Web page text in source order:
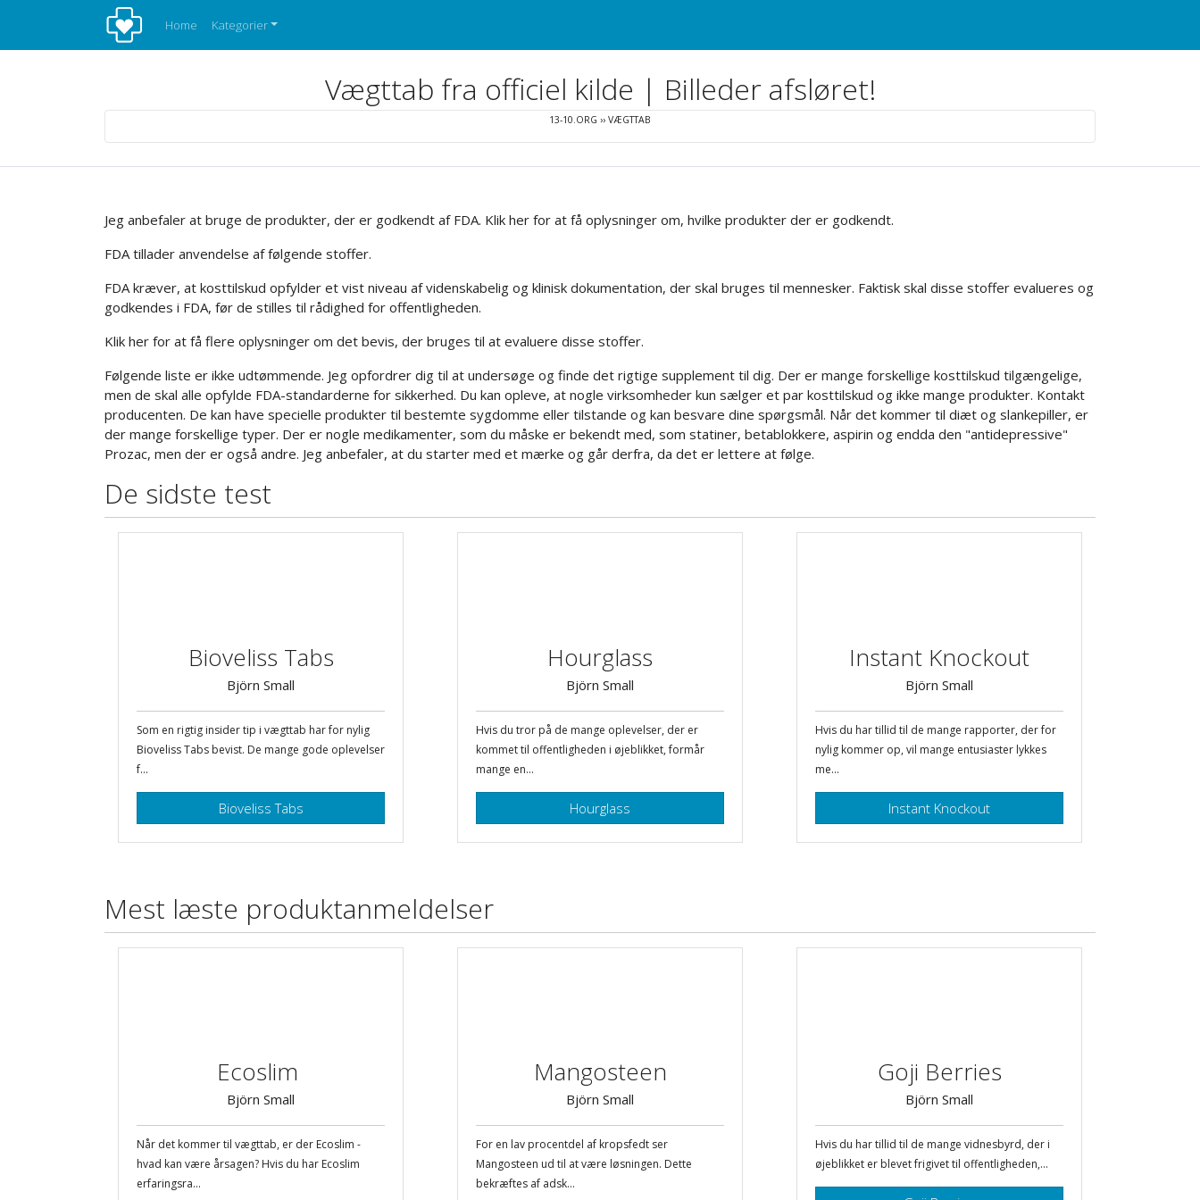
Home Kategorier
Vægttab fra officiel kilde | Billeder afsløret!
13-10.ORG ›› VÆGTTAB
Jeg anbefaler at bruge de produkter, der er godkendt af FDA. Klik her for at få oplysninger om, hvilke produkter der er godkendt.
FDA tillader anvendelse af følgende stoffer.
FDA kræver, at kosttilskud opfylder et vist niveau af videnskabelig og klinisk dokumentation, der skal bruges til mennesker. Faktisk skal disse stoffer evalueres og
godkendes i FDA, før de stilles til rådighed for offentligheden.
Klik her for at få flere oplysninger om det bevis, der bruges til at evaluere disse stoffer.
Følgende liste er ikke udtømmende. Jeg opfordrer dig til at undersøge og finde det rigtige supplement til dig. Der er mange forskellige kosttilskud tilgængelige,
men de skal alle opfylde FDA-standarderne for sikkerhed. Du kan opleve, at nogle virksomheder kun sælger et par kosttilskud og ikke mange produkter. Kontakt
producenten. De kan have specielle produkter til bestemte sygdomme eller tilstande og kan besvare dine spørgsmål. Når det kommer til diæt og slankepiller, er
der mange forskellige typer. Der er nogle medikamenter, som du måske er bekendt med, som statiner, betablokkere, aspirin og endda den "antidepressive"
Prozac, men der er også andre. Jeg anbefaler, at du starter med et mærke og går derfra, da det er lettere at følge.
De sidste test
Bioveliss Tabs
Björn Small
Som en rigtig insider tip i vægttab har for nylig
Bioveliss Tabs bevist. De mange gode oplevelser
f...
Bioveliss Tabs
Hourglass
Björn Small
Hvis du tror på de mange oplevelser, der er
kommet til offentligheden i øjeblikket, formår
mange en...
Hourglass
Instant Knockout
Björn Small
Hvis du har tillid til de mange rapporter, der for
nylig kommer op, vil mange entusiaster lykkes
me...
Instant Knockout
Mest læste produktanmeldelser
Ecoslim
Björn Small
Når det kommer til vægttab, er der Ecoslim -
hvad kan være årsagen? Hvis du har Ecoslim
erfaringsra...
Mangosteen
Björn Small
For en lav procentdel af kropsfedt ser
Mangosteen ud til at være løsningen. Dette
bekræftes af adsk...
Goji Berries
Björn Small
Hvis du har tillid til de mange vidnesbyrd, der i
øjeblikket er blevet frigivet til offentligheden,...